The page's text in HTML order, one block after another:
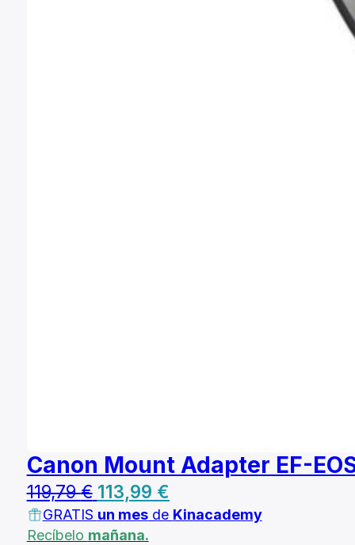
Canon Mount Adapter EF-
119,79€ El
precio
113,99 €
precio
GRATIS un mesde Kinacademy
Recíbelo mañana.